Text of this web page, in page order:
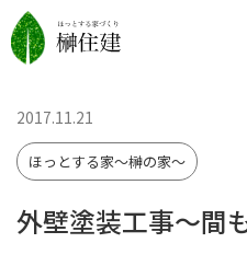
外壁塗装工事～間
2017.11.21
ほっとする家～榊の家～